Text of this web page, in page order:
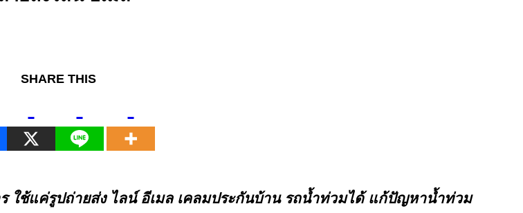
SHARE THIS
ใช้แค่รูปถ่ายส่ง ไลน์ อีเมล เคลมประกันบ้าน รถน้ำท่วมได้ แก้ปัญหาน้ำท่วม